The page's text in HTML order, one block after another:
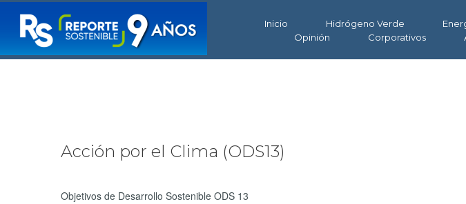
Inicio Hidrógeno Verde
Opinión
Corporativos
Acción por el Clima (ODS13)
Objetivos de Desarrollo Sostenible ODS 13